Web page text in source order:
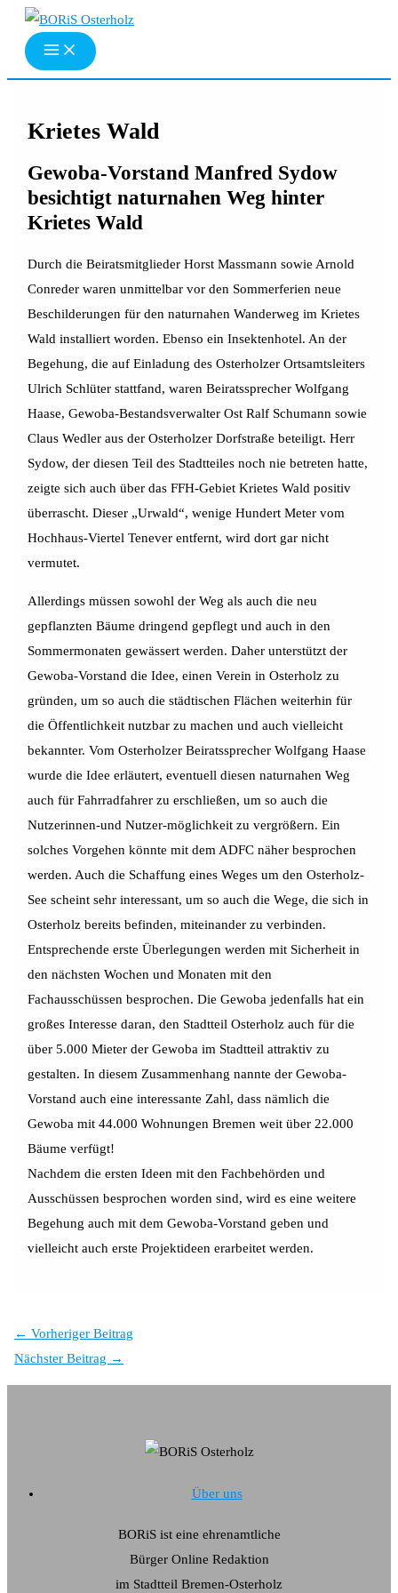
Zum
Inhalt
springen
Krietes Wald
Gewoba-Vorstand Manfred Sydow
besichtigt naturnahen Weg hinter
Krietes Wald
Durch die Beiratsmitglieder Horst Massmann sowie Arnold
Conreder waren unmittelbar vor den Sommerferien neue
Beschilderungen für den naturnahen Wanderweg im Krietes
Wald installiert worden. Ebenso ein Insektenhotel. An der
Begehung, die auf Einladung des Osterholzer Ortsamtsleiters
Ulrich Schlüter stattfand, waren Beiratssprecher Wolfgang
Haase, Gewoba-Bestandsverwalter Ost Ralf Schumann sowie
Claus Wedler aus der Osterholzer Dorfstraße beteiligt. Herr
Sydow, der diesen Teil des Stadtteiles noch nie betreten hatte,
zeigte sich auch über das FFH-Gebiet Krietes Wald positiv
überrascht. Dieser „Urwald“, wenige Hundert Meter vom
Hochhaus-Viertel Tenever entfernt, wird dort gar nicht
vermutet.
Allerdings müssen sowohl der Weg als auch die neu
gepflanzten Bäume dringend gepflegt und auch in den
Sommermonaten gewässert werden. Daher unterstützt der
Gewoba-Vorstand die Idee, einen Verein in Osterholz zu
gründen, um so auch die städtischen Flächen weiterhin für
die Öffentlichkeit nutzbar zu machen und auch vielleicht
bekannter. Vom Osterholzer Beiratssprecher Wolfgang Haase
wurde die Idee erläutert, eventuell diesen naturnahen Weg
auch für Fahrradfahrer zu erschließen, um so auch die
Nutzerinnen-und Nutzer-möglichkeit zu vergrößern. Ein
solches Vorgehen könnte mit dem ADFC näher besprochen
werden. Auch die Schaffung eines Weges um den Osterholz-
See scheint sehr interessant, um so auch die Wege, die sich in
Osterholz bereits befinden, miteinander zu verbinden.
Entsprechende erste Überlegungen werden mit Sicherheit in
den nächsten Wochen und Monaten mit den
Fachausschüssen besprochen. Die Gewoba jedenfalls hat ein
großes Interesse daran, den Stadtteil Osterholz auch für die
über 5.000 Mieter der Gewoba im Stadtteil attraktiv zu
gestalten. In diesem Zusammenhang nannte der Gewoba-
Vorstand auch eine interessante Zahl, dass nämlich die
Gewoba mit 44.000 Wohnungen Bremen weit über 22.000
Bäume verfügt!
Nachdem die ersten Ideen mit den Fachbehörden und
Ausschüssen besprochen worden sind, wird es eine weitere
Begehung auch mit dem Gewoba-Vorstand geben und
vielleicht auch erste Projektideen erarbeitet werden.
← Vorheriger Beitrag
Nächster Beitrag →
Über uns
BORiS ist eine ehrenamtliche
Bürger Online Redaktion
im Stadtteil Bremen-Osterholz